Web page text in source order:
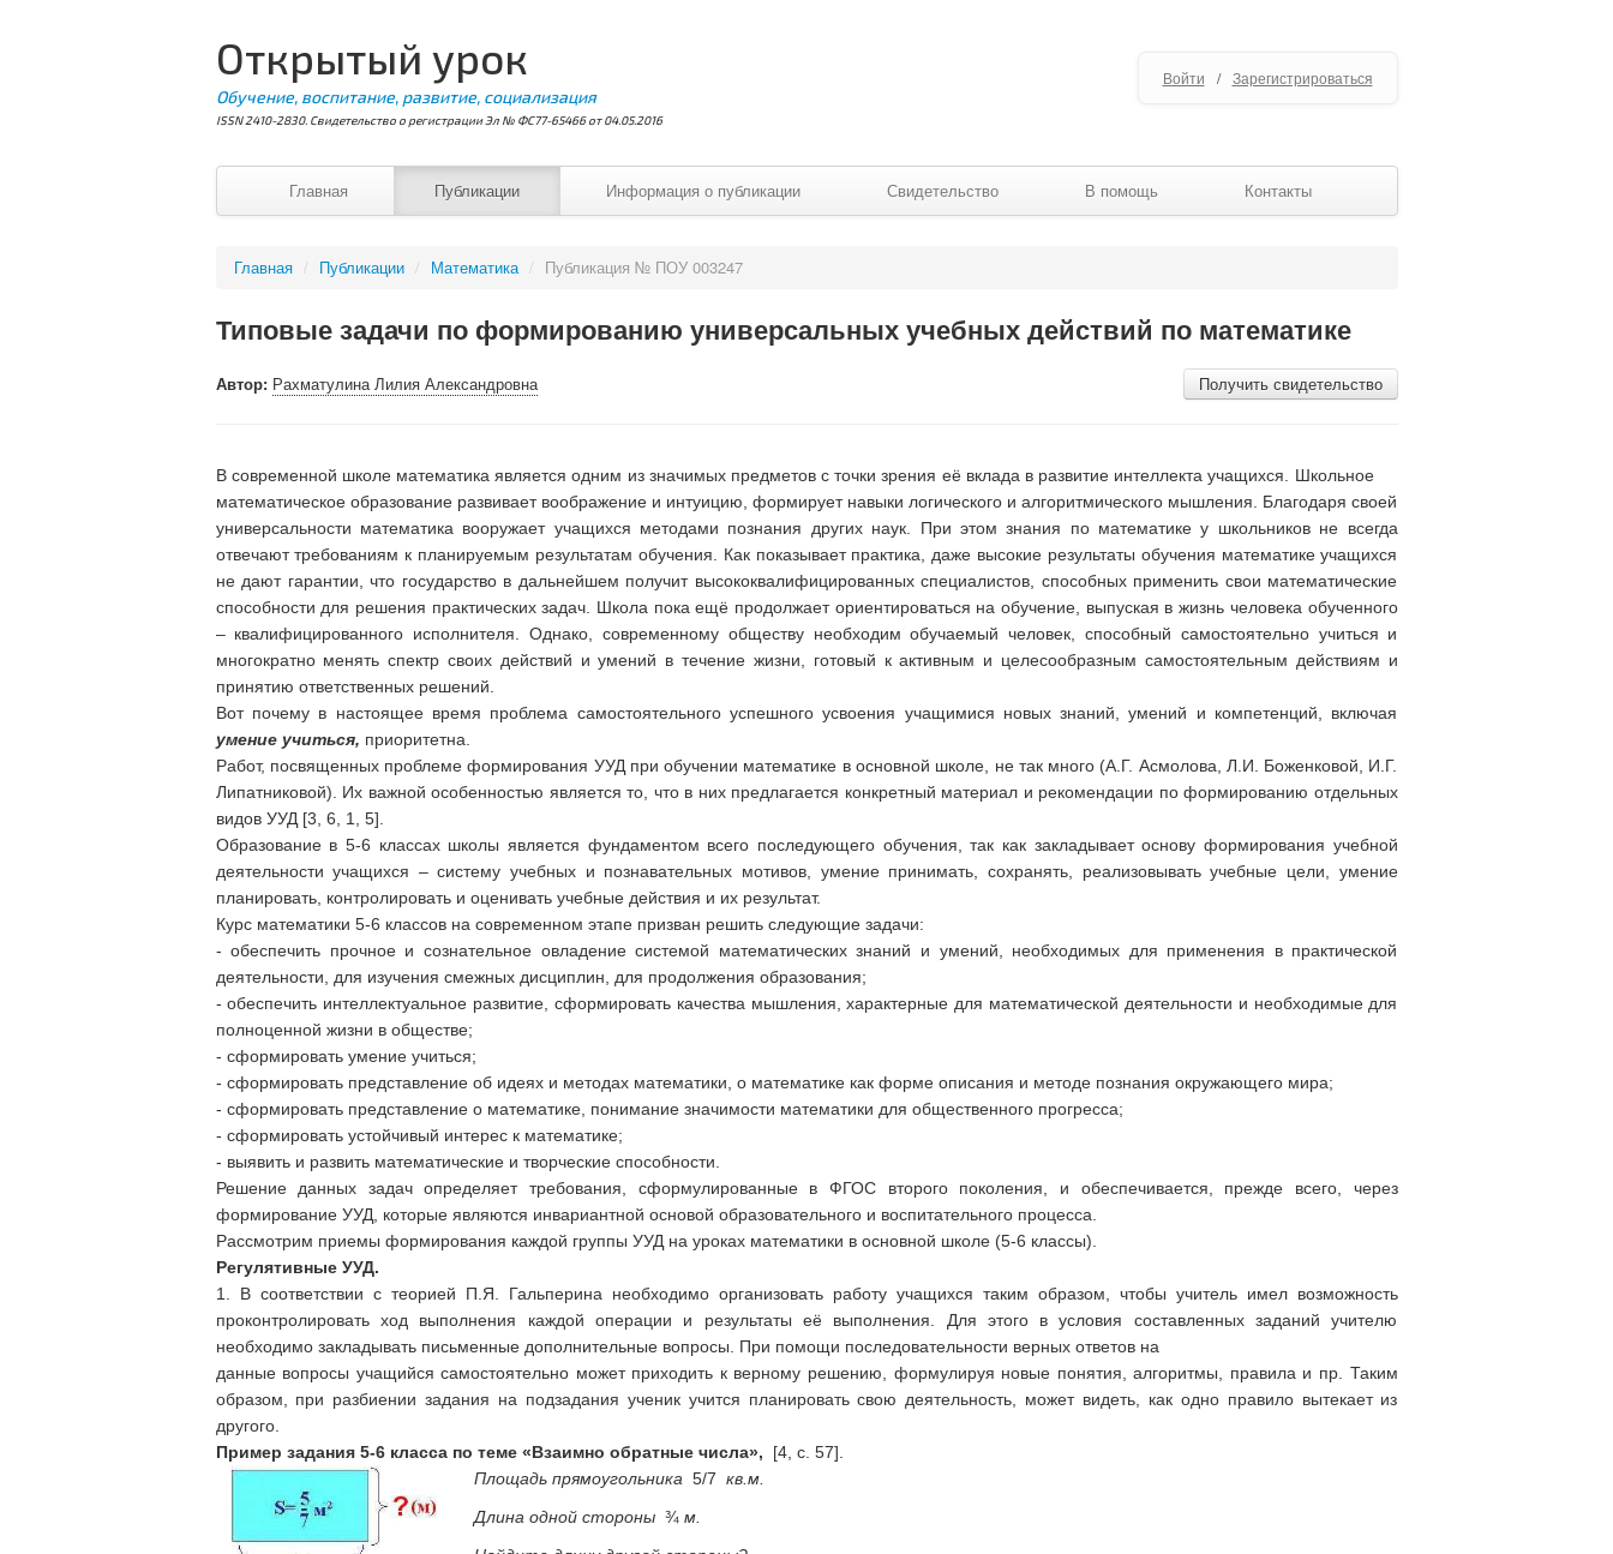
Открытый урок
Обучение, воспитание, развитие, социализация
ISSN 2410-2830. Свидетельство о регистрации Эл № ФС77-65466 от 04.05.2016
Войти / Зарегистрироваться
Главная Публикации Информация о публикации Свидетельство В помощь Контакты
Главная / Публикации / Математика / Публикация № ПОУ 003247
Типовые задачи по формированию универсальных учебных действий по математике
Получить свидетельство
Автор: Рахматулина Лилия Александровна
В современной школе математика является одним из значимых предметов с точки зрения её вклада в развитие интеллекта учащихся. Школьное
математическое образование развивает воображение и интуицию, формирует навыки логического и алгоритмического мышления. Благодаря своей
универсальности математика вооружает учащихся методами познания других наук. При этом знания по математике у школьников не всегда
отвечают требованиям к планируемым результатам обучения. Как показывает практика, даже высокие результаты обучения математике учащихся
не дают гарантии, что государство в дальнейшем получит высококвалифицированных специалистов, способных применить свои математические
способности для решения практических задач. Школа пока ещё продолжает ориентироваться на обучение, выпуская в жизнь человека обученного
– квалифицированного исполнителя. Однако, современному обществу необходим обучаемый человек, способный самостоятельно учиться и
многократно менять спектр своих действий и умений в течение жизни, готовый к активным и целесообразным самостоятельным действиям и
принятию ответственных решений.
Вот почему в настоящее время проблема самостоятельного успешного усвоения учащимися новых знаний, умений и компетенций, включая
умение учиться, приоритетна.
Работ, посвященных проблеме формирования УУД при обучении математике в основной школе, не так много (А.Г. Асмолова, Л.И. Боженковой, И.Г.
Липатниковой). Их важной особенностью является то, что в них предлагается конкретный материал и рекомендации по формированию отдельных
видов УУД [3, 6, 1, 5].
Образование в 5-6 классах школы является фундаментом всего последующего обучения, так как закладывает основу формирования учебной
деятельности учащихся – систему учебных и познавательных мотивов, умение принимать, сохранять, реализовывать учебные цели, умение
планировать, контролировать и оценивать учебные действия и их результат.
Курс математики 5-6 классов на современном этапе призван решить следующие задачи:
- обеспечить прочное и сознательное овладение системой математических знаний и умений, необходимых для применения в практической
деятельности, для изучения смежных дисциплин, для продолжения образования;
- обеспечить интеллектуальное развитие, сформировать качества мышления, характерные для математической деятельности и необходимые для
полноценной жизни в обществе;
- сформировать умение учиться;
- сформировать представление об идеях и методах математики, о математике как форме описания и методе познания окружающего мира;
- сформировать представление о математике, понимание значимости математики для общественного прогресса;
- сформировать устойчивый интерес к математике;
- выявить и развить математические и творческие способности.
Решение данных задач определяет требования, сформулированные в ФГОС второго поколения, и обеспечивается, прежде всего, через
формирование УУД, которые являются инвариантной основой образовательного и воспитательного процесса.
Рассмотрим приемы формирования каждой группы УУД на уроках математики в основной школе (5-6 классы).
Регулятивные УУД.
1. В соответствии с теорией П.Я. Гальперина необходимо организовать работу учащихся таким образом, чтобы учитель имел возможность
проконтролировать ход выполнения каждой операции и результаты её выполнения. Для этого в условия составленных заданий учителю
необходимо закладывать письменные дополнительные вопросы. При помощи последовательности верных ответов на
данные вопросы учащийся самостоятельно может приходить к верному решению, формулируя новые понятия, алгоритмы, правила и пр. Таким
образом, при разбиении задания на подзадания ученик учится планировать свою деятельность, может видеть, как одно правило вытекает из
другого.
Пример задания 5-6 класса по теме «Взаимно обратные числа», [4, с. 57].
Площадь прямоугольника 5/7 кв.м.
Длина одной стороны¾ м.